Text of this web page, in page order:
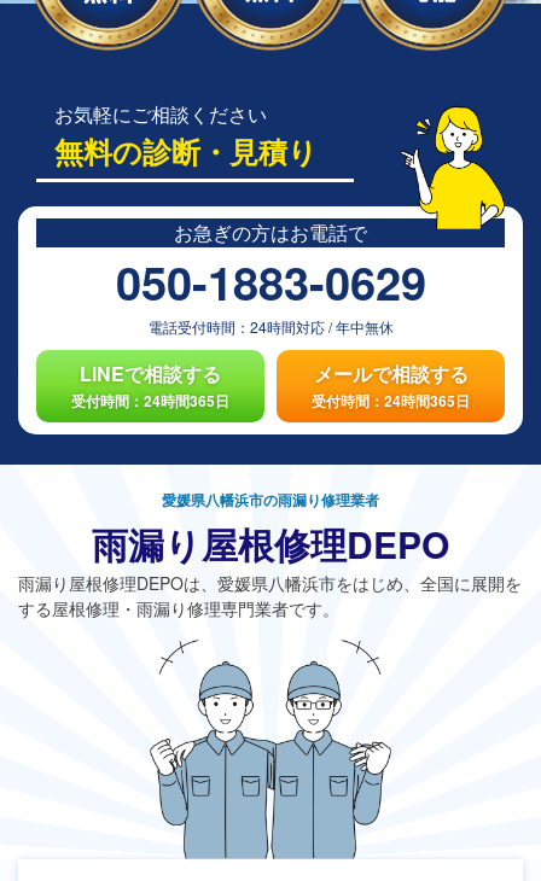
お気軽にご相談ください
無料の診断・見積り
お急ぎの方はお電話で
050-1883-0629
電話受付時間： 24時間対応/年中無休
LINEで相談する
受付時間：24時間365日
メールで相談する
受付時間：24時間365日
愛媛県八幡浜市の雨漏り修理業者
雨漏り屋根修理DEPO
雨漏り屋根修理DEPOは、愛媛県八幡浜市をはじめ、全国に展開を
する屋根修理・雨漏り修理専門業者です。